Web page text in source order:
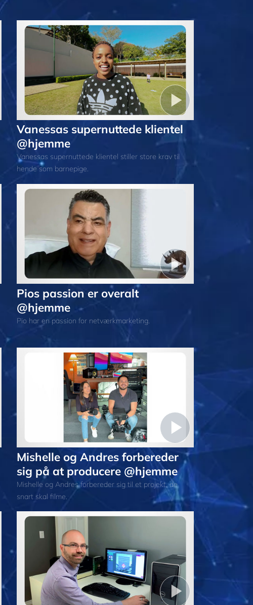
Vanessas supernuttede klientel
@hjemme
Vanessas supernuttede klientel stiller store krav til
hende som barnepige.
Pios passion er overalt
@hjemme
Pio har en passion for netværkmarketing.
Mishelle og Andres forbereder
sig på at producere @hjemme
Mishelle og Andres forbereder sig til et projekt, de
snart skal filme.